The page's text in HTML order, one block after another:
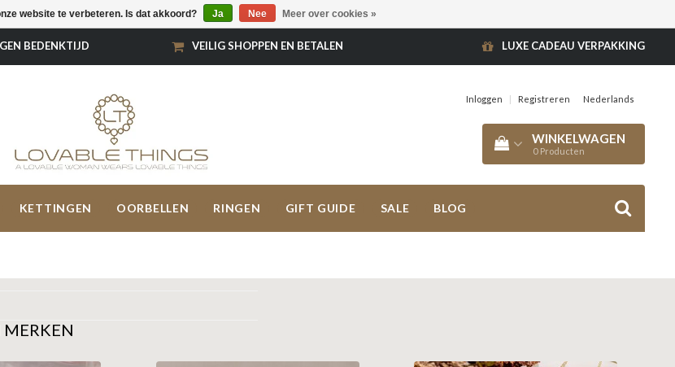
BEDENKTIJD VEILIG SHOPPEN EN BETALEN LUXE CADEAU VERPAKKING
Inloggen | Registreren Nederlands
WINKELWAGEN
0 Producten
KETTINGEN OORBELLEN RINGEN GIFT GUIDE SALE BLOG
MERKEN
website te verbeteren. Is dat akkoord? Ja Nee Meer over cookies »